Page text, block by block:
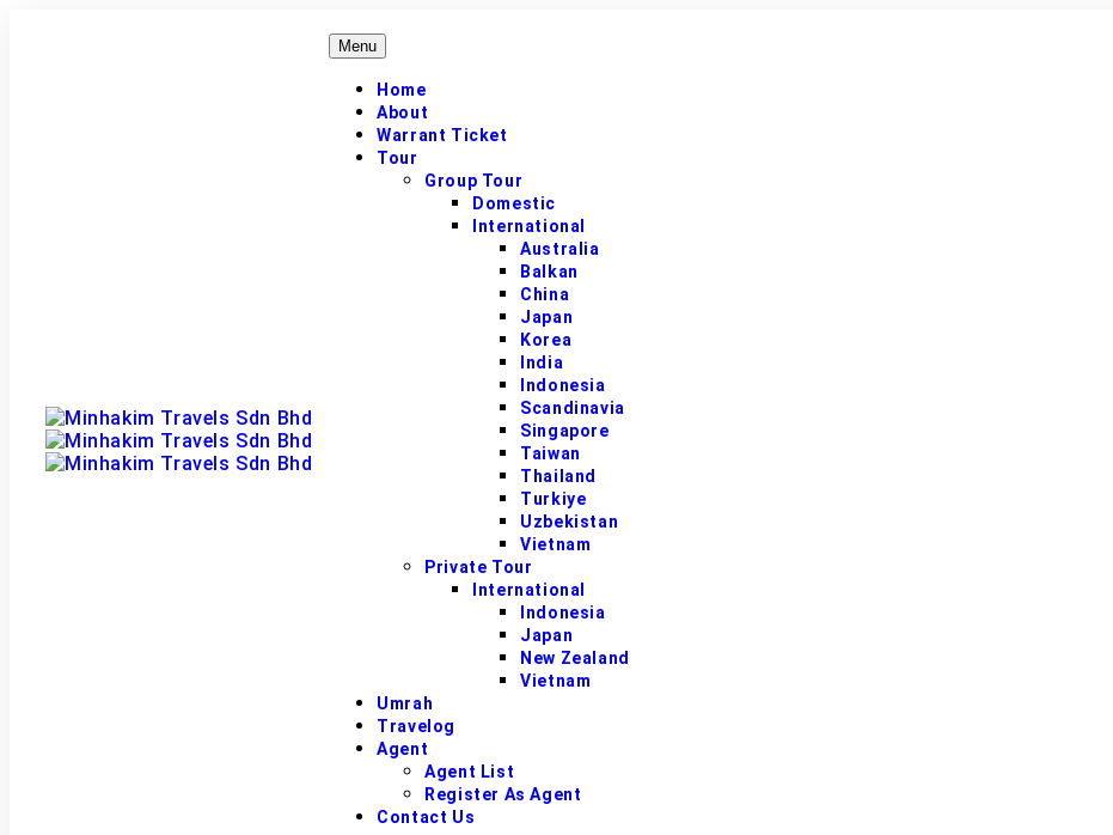
Menu
Home
About
Warrant Ticket
Tour
Group Tour
Domestic
International
Australia
Balkan
China
Japan
Korea
India
Indonesia
Scandinavia
Singapore
Taiwan
Thailand
Turkiye
Uzbekistan
Vietnam
Private Tour
International
Indonesia
Japan
New Zealand
Vietnam
Umrah
Travelog
Agent
Agent List
Register As Agent
Contact Us